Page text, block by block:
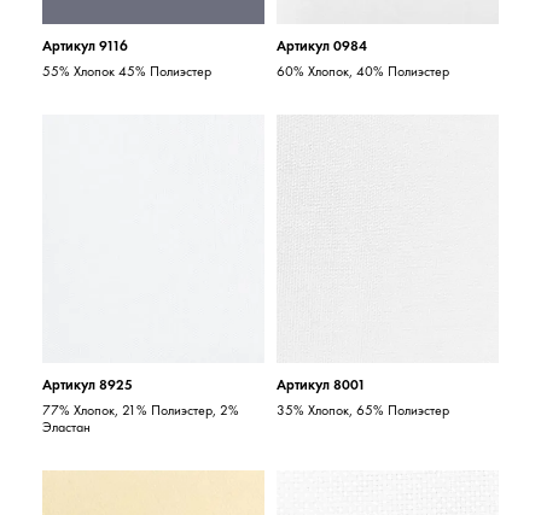
Артикул 9116
55% Хлопок 45% Полиэстер
Артикул 0984
60% Хлопок, 40% Полиэстер
Артикул 8925
77% Хлопок, 21% Полиэстер, 2%
Эластан
Артикул 8001
35% Хлопок, 65% Полиэстер